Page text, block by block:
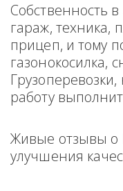
Собственность
гараж, техника,
прицеп, и тому
газонокосилка,
работу
Живые отзывы о
улучшения